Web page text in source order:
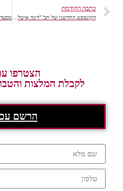
כתבה הקודמת
הקונספט החדשני של חב' "דונה איטליה" כובש את המטבח הישראלי
הצטרפו
לקבלת המלצות והטבות
הרשם